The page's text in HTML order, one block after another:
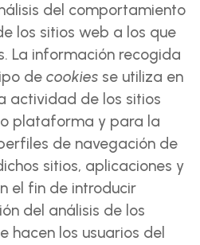
del comportamiento
los sitios web a los que
La información recogida
de cookies se utiliza en
actividad de los sitios
plataforma y para la
de navegación de
sitios, aplicaciones y
el fin de introducir
del análisis de los
hacen los usuarios del